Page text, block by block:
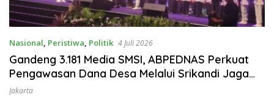
Nasional, Peristiwa, Politik 4 Juli 2026
Gandeng 3.181 Media SMSI, ABPEDNAS Perkuat
Pengawasan Dana Desa Melalui Srikandi Jaga
Desa
Jakarta